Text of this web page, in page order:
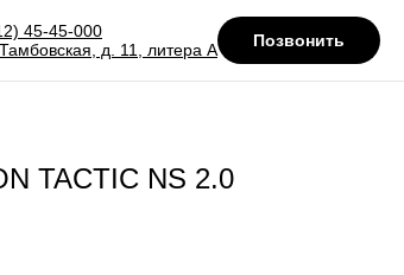
45-45-000
д. 11, литера А
Позвонить
TACTIC NS 2.0